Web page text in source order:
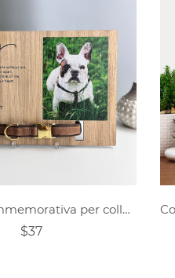
Cornice commemorativa per collare per animali domestici personalizzata
$37